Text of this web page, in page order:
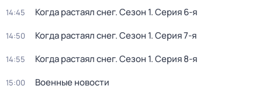
14:45 Когда растаял снег. Сезон 1. Серия 6-я
14:50 Когда растаял снег. Сезон 1. Серия 7-я
14:55 Когда растаял снег. Сезон 1. Серия 8-я
15:00 Военные новости